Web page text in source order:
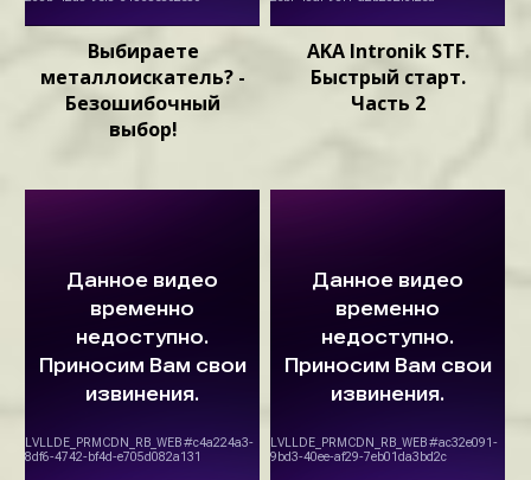
Выбираете
металлоискатель? -
Безошибочный
выбор!
AKA Intronik STF.
Быстрый старт.
Часть 2